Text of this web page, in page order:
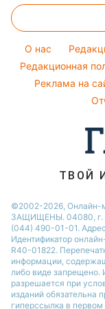
Виталий
Легкие
Напитки
Тарифы
Курс валют
Новости
Новости
Новости
Новости Сум
Новости
Новости
Новости
Новости
Новости
O нас
Редакционная
Реклама на
ТВОЙ
©2002-2026, Онлайн-
ЗАЩИЩЕНЫ. 04080, г.
(044) 490-01-01.
Идентификатор
R40-01822.
информации,
либо виде запрещено.
разрешается при
изданий обязательна
гиперссылка в